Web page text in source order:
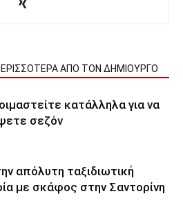
ΑΠΟ ΤΟΝ ΔΗΜΙΟΥΡΓΟ
κατάλληλα για να
σεζόν
απόλυτη ταξιδιωτική
με σκάφος στην Σαντορίνη